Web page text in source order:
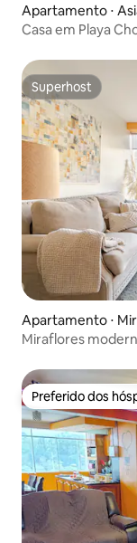
Apartamento ⋅
Casa em Playa
Superhost
Superhost
Apartamento ⋅
Miraflores
Preferido dos
Preferido dos